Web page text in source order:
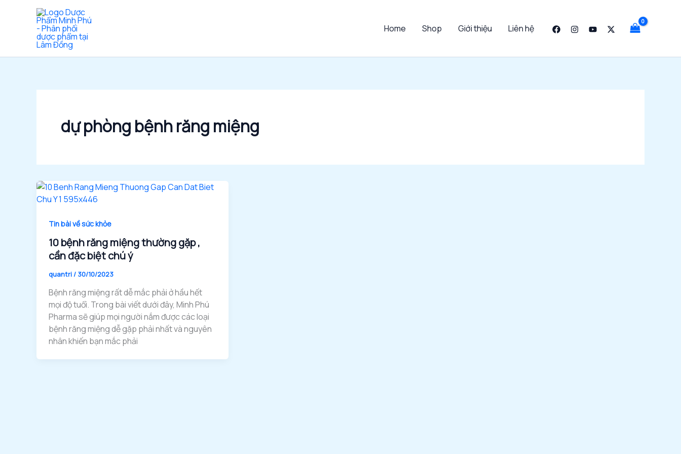
Home Shop Giới thiệu Liên hệ
dự phòng bệnh răng miệng
Tin bài về sức khỏe
10 bệnh răng miệng thường gặp ,
cần đặc biệt chú ý
quantri/ 30/10/2023
Bệnh răng miệng rất dễ mắc phải ở hầu hết
mọi độ tuổi. Trong bài viết dưới đây, Minh Phú
Pharma sẽ giúp mọi người nắm được các loại
bệnh răng miệng dễ gặp phải nhất và nguyên
nhân khiến bạn mắc phải